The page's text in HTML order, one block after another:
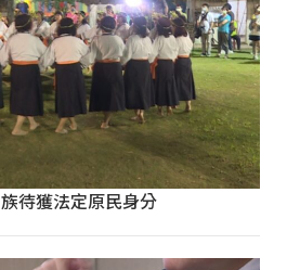
待獲法定原民身分